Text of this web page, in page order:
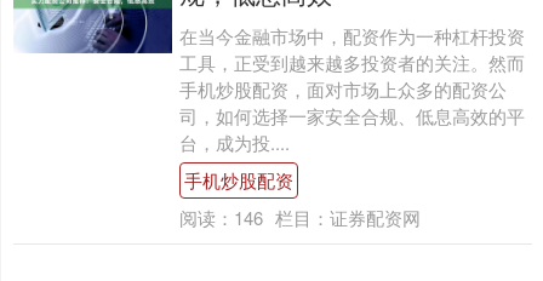
在当今金融市场中，配资作为一种杠杆投资
工具，正受到越来越多投资者的关注。然而
手机炒股配资，面对市场上众多的配资公
司，如何选择一家安全合规、低息高效的平
台，成为投....
手机炒股配资
阅读： 146 栏目： 证券配资网